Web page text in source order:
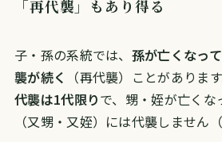
「再代襲」もあり得る
子・孫の系統では、 孫が亡くなっ
襲が続く
（再代襲）ことがありま
代襲は1代限りで、甥・姪が亡くな
（又甥・又姪）には代襲しません